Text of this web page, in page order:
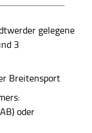
gelegene
3
Breitensport
oder